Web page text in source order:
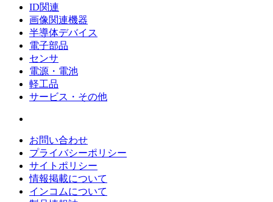
ID関連
画像関連機器
半導体デバイス
電子部品
センサ
電源・電池
軽工品
サービス・その他
お問い合わせ
プライバシーポリシー
サイトポリシー
情報掲載について
インコムについて